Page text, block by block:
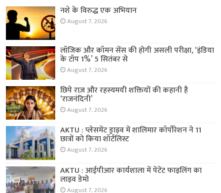
नशे के विरुद्ध एक अभियान
August 7, 2026
लॉजिक और कॉमन सेंस की होगी असली परीक्षा, ‘इंडिया
के टॉप 1%’ 5 सितंबर से
August 7, 2026
छिपे राज़ और रहस्यमयी शक्तियों की कहानी है
‘राजनंदिनी’
August 7, 2026
AKTU : प्लेसमेंट ड्राइव में शालिमार कॉर्पोरेशन ने 11
छात्रों को किया शॉर्टलिस्ट
August 7, 2026
AKTU : आईपीआर कार्यशाला में पेटेंट फाइलिंग का
लाइव डेमो
August 7, 2026